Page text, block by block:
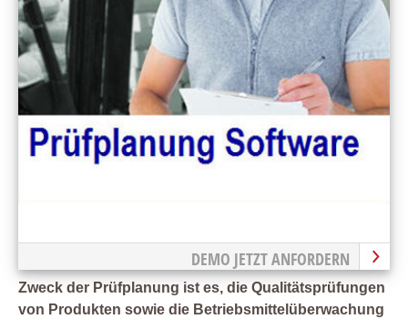
DEMO JETZT ANFORDERN
Zweck der Prüfplanung ist es, die Qualitätsprüfungen
von Produkten sowie die Betriebsmittelüberwachung